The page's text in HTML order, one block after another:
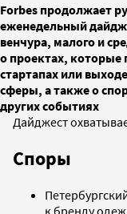
Forbes продолжает
еженедельный
венчура, малого и
о проектах, которые
стартапах или
сферы, а также о
других событиях
Дайджест
Споры
к бренду